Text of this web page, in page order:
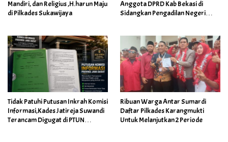
Mandiri, dan Religius ,H.harun Maju
di Pilkades Sukawijaya
Anggota DPRD Kab Bekasi di
Sidangkan Pengadilan Negeri
Tidak Patuhi Putusan Inkrah Komisi
Informasi,Kades Jatireja Suwandi
Terancam Digugat di PTUN
Ribuan Warga Antar Sumardi
Daftar Pilkades Karangmukti
Untuk Melanjutkan 2 Periode